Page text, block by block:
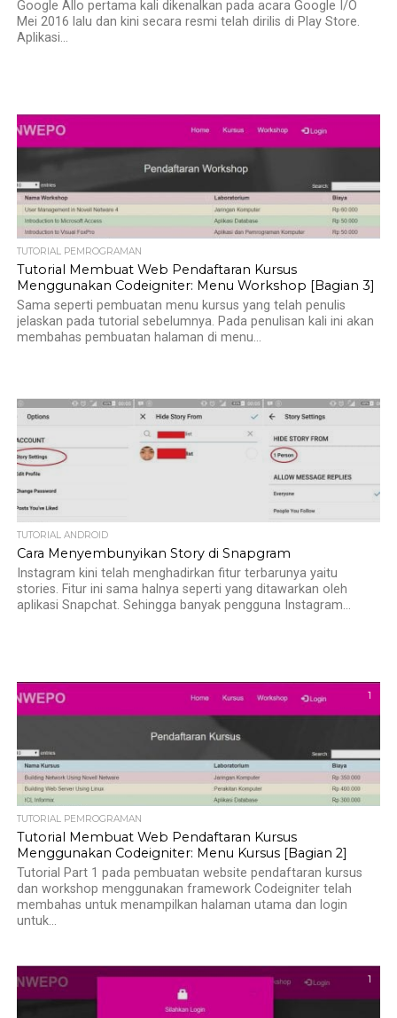
Google Allo pertama kali dikenalkan pada acara Google I/O
Mei 2016 lalu dan kini secara resmi telah dirilis di Play Store.
Aplikasi...
TUTORIAL PEMROGRAMAN
Tutorial Membuat Web Pendaftaran Kursus
Menggunakan Codeigniter: Menu Workshop [Bagian 3]
Sama seperti pembuatan menu kursus yang telah penulis
jelaskan pada tutorial sebelumnya. Pada penulisan kali ini akan
membahas pembuatan halaman di menu...
TUTORIAL ANDROID
Cara Menyembunyikan Story di Snapgram
Instagram kini telah menghadirkan fitur terbarunya yaitu
stories. Fitur ini sama halnya seperti yang ditawarkan oleh
aplikasi Snapchat. Sehingga banyak pengguna Instagram...
1
TUTORIAL PEMROGRAMAN
Tutorial Membuat Web Pendaftaran Kursus
Menggunakan Codeigniter: Menu Kursus [Bagian 2]
Tutorial Part 1 pada pembuatan website pendaftaran kursus
dan workshop menggunakan framework Codeigniter telah
membahas untuk menampilkan halaman utama dan login
untuk...
1